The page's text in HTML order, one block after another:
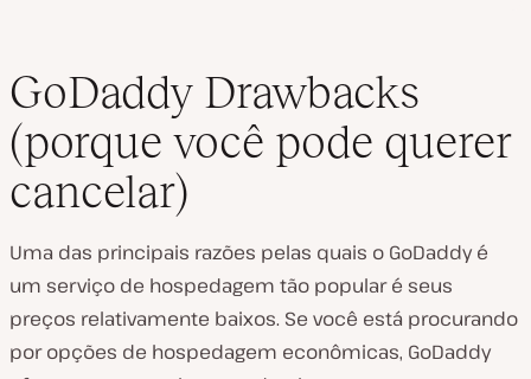
GoDaddy Drawbacks
(porque você pode querer
cancelar)
Uma das principais razões pelas quais o GoDaddy é
um serviço de hospedagem tão popular é seus
preços relativamente baixos. Se você está procurando
por opções de hospedagem econômicas, GoDaddy